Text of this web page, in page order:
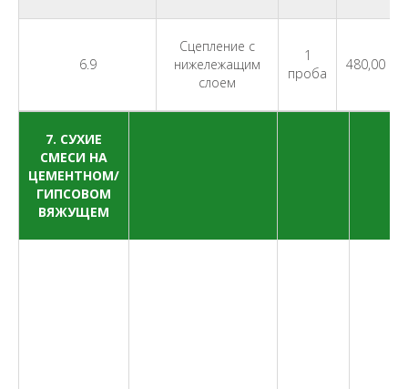
6.9
Сцепление с
нижележащим
слоем
1
проба
480,00
7. СУХИЕ
СМЕСИ НА
ЦЕМЕНТНОМ/
ГИПСОВОМ
ВЯЖУЩЕМ